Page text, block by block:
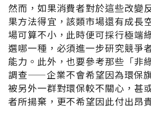
然而，如果消費者對於這些改變
果方法得宜，該類市場還有成長
場可算不小，此時便可採行極端
選哪一種，必須進一步研究競爭
能力。此外，也要參考那些「非
調查——企業不會希望因為環保
被另外一群對環保較不關心，甚
者所揚棄，更不希望因此付出昂